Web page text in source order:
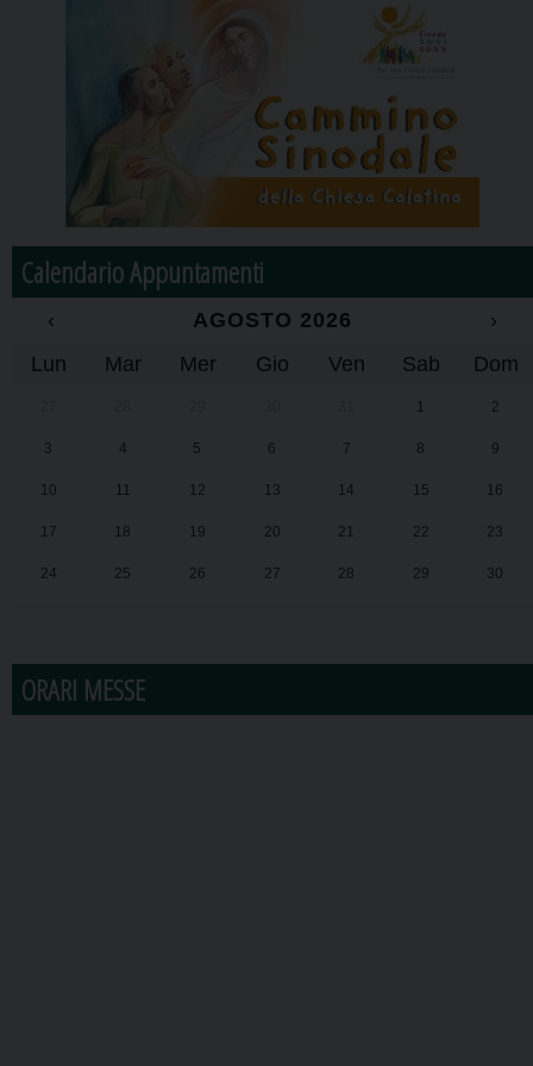
Calendario Appuntamenti
‹ AGOSTO 2026
›
Lun
Mar Mer Gio Ven Sab Dom
1 2
3 4 5 6 7 8 9
10 11 12 13 14 15 16
17 18 19 20 21 22 23
24 25 26 27 28 29 30
ORARI MESSE